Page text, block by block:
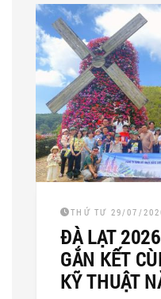
THỨ TƯ 29/07/
ĐÀ LẠT
GẮN KẾT
KỸ THUẬT